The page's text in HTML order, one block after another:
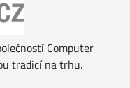
Computer
tradicí na trhu.